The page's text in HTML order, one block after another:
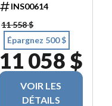
INS00614
11 558 $
Épargnez 500 $
11 058 $
VOIR LES
DÉTAILS